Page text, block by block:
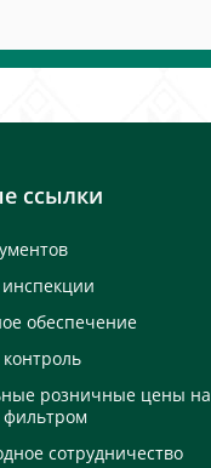
ссылки
обеспечение
розничные цены на
фильтром
сотрудничество